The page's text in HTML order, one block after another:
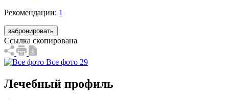
Рекомендации: 1
забронировать
Ссылка скопирована
Все фото 29
Лечебный профиль